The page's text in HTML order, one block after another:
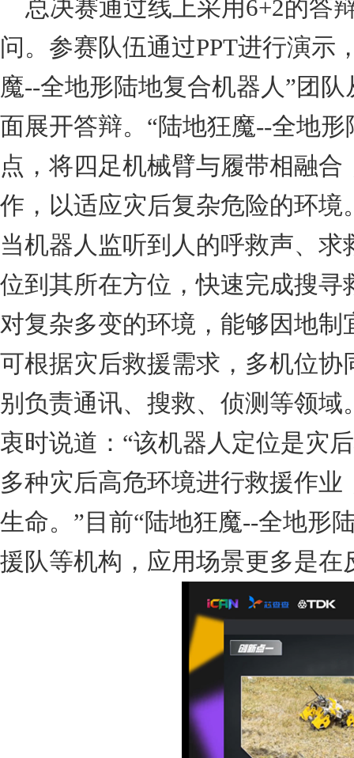
总决赛通过线上采用6+2的答
问。参赛队伍通过PPT进行演示
魔--全地形陆地复合机器人”团
面展开答辩。 “陆地狂魔--全地形
点，将四足机械臂与履带相融
作，以适应灾后复杂危险的环
当机器人监听到人的呼救声、
位到其所在方位，快速完成搜
对复杂多变的环境，能够因地
可根据灾后救援需求，多机位
别负责通讯、搜救、侦测等领
衷时说道： “该机器人定位是灾
多种灾后高危环境进行救援作
生命。 ” 目前“陆地狂魔--全地形
援队等机构，应用场景更多是